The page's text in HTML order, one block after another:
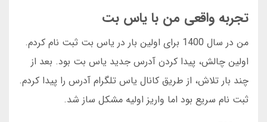
تجربه واقعی من با یاس بت
من در سال 1400 برای اولین بار در یاس بت ثبت نام کردم.
اولین چالش، پیدا کردن آدرس جدید یاس بت بود. بعد از
چند بار تلاش، از طریق کانال یاس تلگرام آدرس را پیدا کردم.
ثبت نام سریع بود اما واریز اولیه مشکل ساز شد.